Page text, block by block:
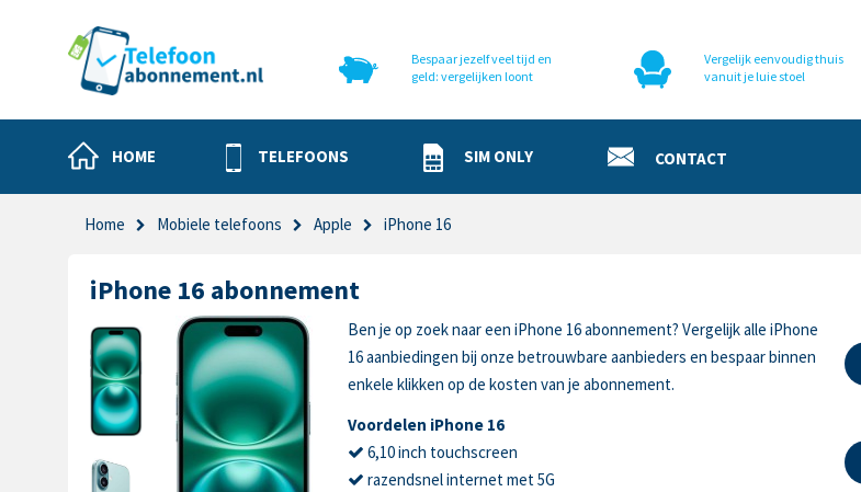
Bespaar jezelf veel tijd en
geld: vergelijken loont
Vergelijk eenvoudig thuis
vanuit je luie stoel
HOME TELEFOONS SIM ONLY CONTACT
Home Mobiele telefoons Apple iPhone 16
iPhone 16 abonnement
Ben je op zoek naar een iPhone 16 abonnement? Vergelijk alle iPhone
16 aanbiedingen bij onze betrouwbare aanbieders en bespaar binnen
enkele klikken op de kosten van je abonnement.
Voordelen iPhone 16
6,10 inch touchscreen
razendsnel internet met 5G